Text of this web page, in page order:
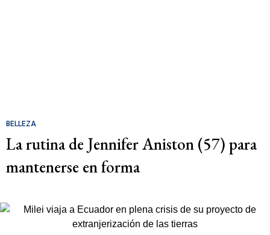
BELLEZA
La rutina de Jennifer Aniston (57) para
mantenerse en forma